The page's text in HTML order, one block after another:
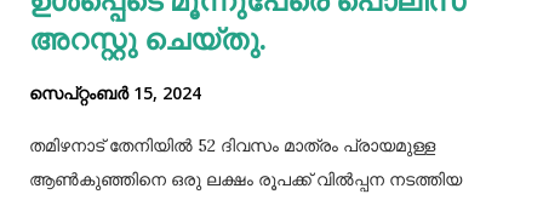
അറസ്റ്റു ചെയ്തു.
സെപ്റ്റംബർ 15, 2024
തമിഴനാട് തേനിയില്‍ 52 ദിവസം മാത്രം പ്രായമുള്ള
ആണ്‍കുഞ്ഞിനെ ഒരു ലക്ഷം രൂപക്ക് വില്‍പ്പന നടത്തിയ